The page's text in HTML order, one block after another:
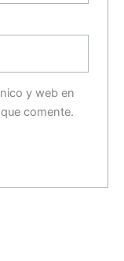
y web en
comente.